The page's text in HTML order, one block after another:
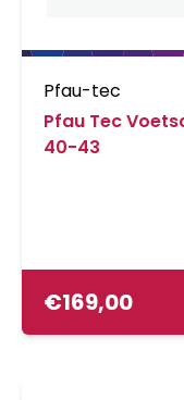
Pfau-tec
Pfau Tec
40-43
€169,00